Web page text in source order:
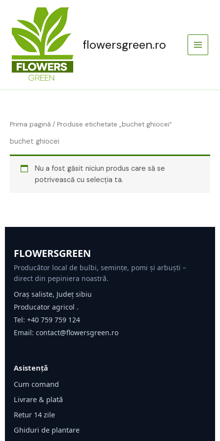
content
flowersgreen.ro
Prima pagină / Produse etichetate „buchet ghiocei”
buchet ghiocei
Nu a fost găsit niciun produs care să se
potrivească cu selecția ta.
FLOWERSGREEN
Producător local de bulbi, semințe, pomi și arbuști –
direct din pepiniera noastră.
Oraș saliste, Județ sibiu
Producator agricol .
Tel: +40 759 759 124
Email: contact@flowersgreen.ro
Asistență
Cum comand
Livrare & plată
Retur 14 zile
Ghiduri de plantare